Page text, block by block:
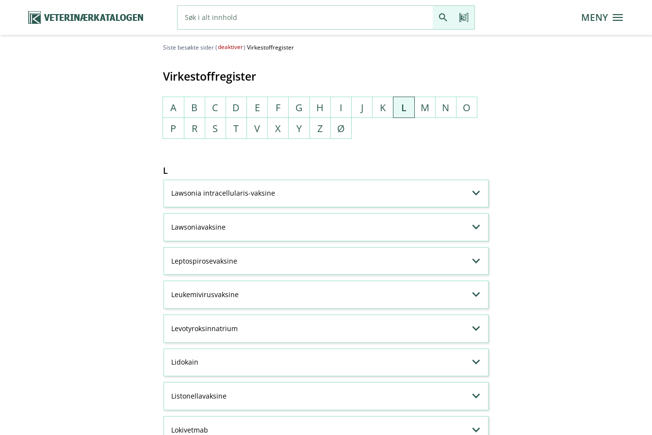
VETERINÆRKATALOGEN MENY
Siste besøkte sider (deaktiver) Virkestoffregister
Virkestoffregister
A B C D E F G H I J K L M N
O
P
R S T V X Y Z Ø
L
Lawsonia intracellularis-vaksine
Lawsoniavaksine
Leptospirosevaksine
Leukemivirusvaksine
Levotyroksinnatrium
Lidokain
Listonellavaksine
Lokivetmab